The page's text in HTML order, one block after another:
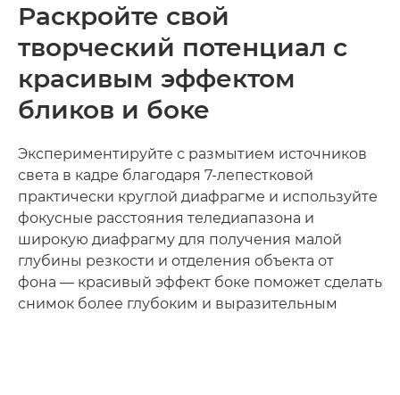
Раскройте свой
творческий потенциал с
красивым эффектом
бликов и боке
Экспериментируйте с размытием источников
света в кадре благодаря 7-лепестковой
практически круглой диафрагме и используйте
фокусные расстояния теледиапазона и
широкую диафрагму для получения малой
глубины резкости и отделения объекта от
фона — красивый эффект боке поможет сделать
снимок более глубоким и выразительным